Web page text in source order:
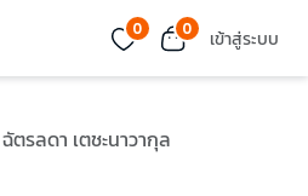
0 0 เข้าสู่ระบบ
ฉัตรลดา เตชะนาวากุล